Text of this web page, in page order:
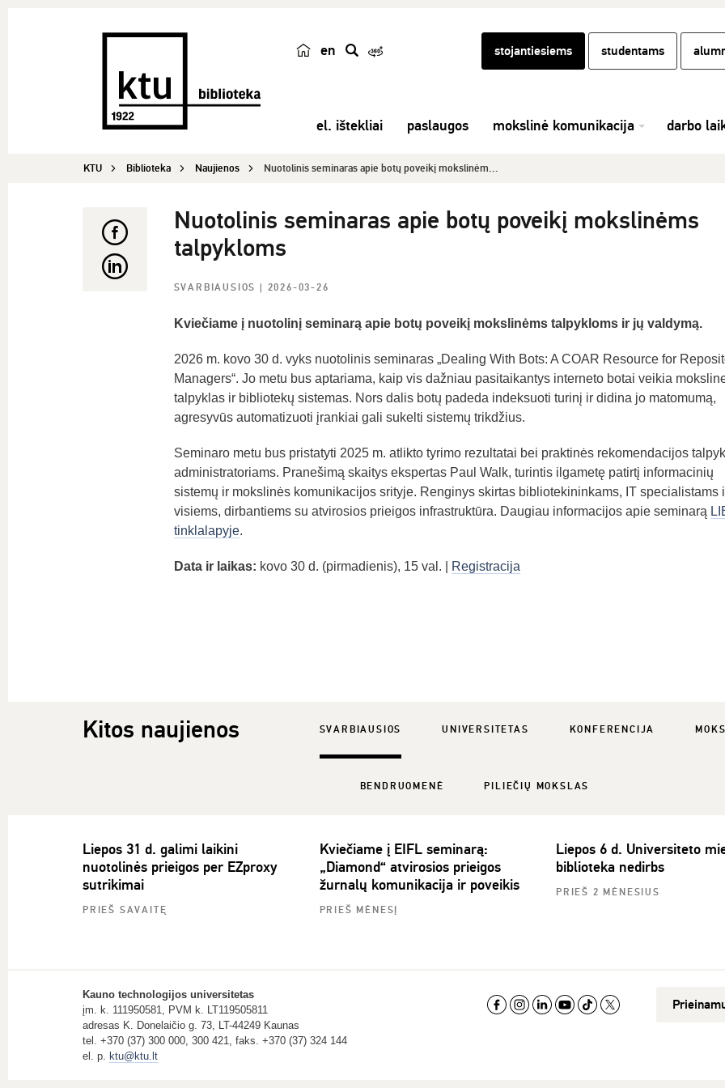
en
e
k
stojantiesiems studentams
el. ištekliai paslaugos mokslinė komunikacija darbo
KTU Biblioteka Naujienos Nuotolinis seminaras apie botų poveikį mokslinėm...
Nuotolinis seminaras apie botų poveikį mokslinėms
talpykloms
SVARBIAUSIOS | 2026-03-26
Kviečiame į nuotolinį seminarą apie botų poveikį mokslinėms talpykloms ir jų valdymą.
2026 m. kovo 30 d. vyks nuotolinis seminaras „Dealing With Bots: A COAR Resource for
Managers“. Jo metu bus aptariama, kaip vis dažniau pasitaikantys interneto botai veikia
talpyklas ir bibliotekų sistemas. Nors dalis botų padeda indeksuoti turinį ir didina jo matomumą,
agresyvūs automatizuoti įrankiai gali sukelti sistemų trikdžius.
Seminaro metu bus pristatyti 2025 m. atlikto tyrimo rezultatai bei praktinės rekomendacijos
administratoriams. Pranešimą skaitys ekspertas Paul Walk, turintis ilgametę patirtį informacinių
sistemų ir mokslinės komunikacijos srityje. Renginys skirtas bibliotekininkams, IT specialistams
visiems, dirbantiems su atvirosios prieigos infrastruktūra. Daugiau informacijos apie seminarą
tinklalapyje.
Data ir laikas: kovo 30 d. (pirmadienis), 15 val. | Registracija
Kitos naujienos SVARBIAUSIOS UNIVERSITETAS KONFERENCIJA
BENDRUOMENĖ PILIEČIŲ MOKSLAS
Liepos 31 d. galimi laikini
nuotolinės prieigos per EZproxy
sutrikimai
PRIEŠ SAVAITĘ
Kviečiame į EIFL seminarą:
„Diamond“ atvirosios prieigos
žurnalų komunikacija ir poveikis
PRIEŠ MĖNESĮ
Liepos 6 d. Universiteto
biblioteka nedirbs
PRIEŠ 2 MĖNESIUS
Kauno technologijos universitetas
įm. k. 111950581, PVM k. LT119505811
adresas K. Donelaičio g. 73, LT-44249 Kaunas
tel. +370 (37) 300 000, 300 421, faks. +370 (37) 324 144
el. p. ktu@ktu.lt